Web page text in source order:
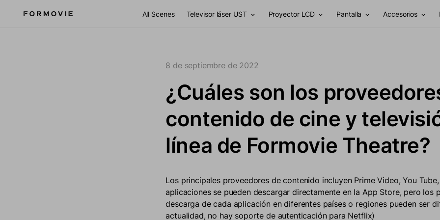
All Scenes Televisor láser UST Proyector LCD Pantalla Accesorios
8 de septiembre de 2022
¿Cuáles son los
contenido de cine y
línea de Formovie Theatre?
Los principales proveedores de contenido incluyen Prime Video, You
aplicaciones se pueden descargar directamente en la App Store, pero los
descarga de cada aplicación en diferentes países o regiones pueden ser
actualidad, no hay soporte de autenticación para Netflix)